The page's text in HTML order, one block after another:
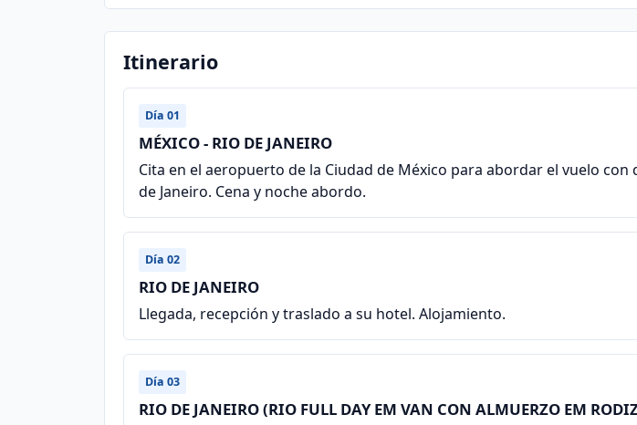
Itinerario
Día 01
MÉXICO - RIO DE JANEIRO
Cita en el aeropuerto de la Ciudad de México para abordar el vuelo con
de Janeiro. Cena y noche abordo.
Día 02
RIO DE JANEIRO
Llegada, recepción y traslado a su hotel. Alojamiento.
Día 03
RIO DE JANEIRO (RIO FULL DAY EM VAN CON ALMUERZO EM